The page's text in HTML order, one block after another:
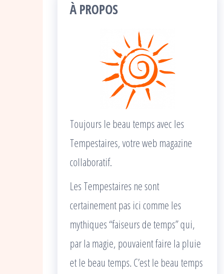
À PROPOS
Toujours le beau temps avec les
Tempestaires, votre web magazine
collaboratif.
Les Tempestaires ne sont
certainement pas ici comme les
mythiques “faiseurs de temps” qui,
par la magie, pouvaient faire la pluie
et le beau temps. C’est le beau temps